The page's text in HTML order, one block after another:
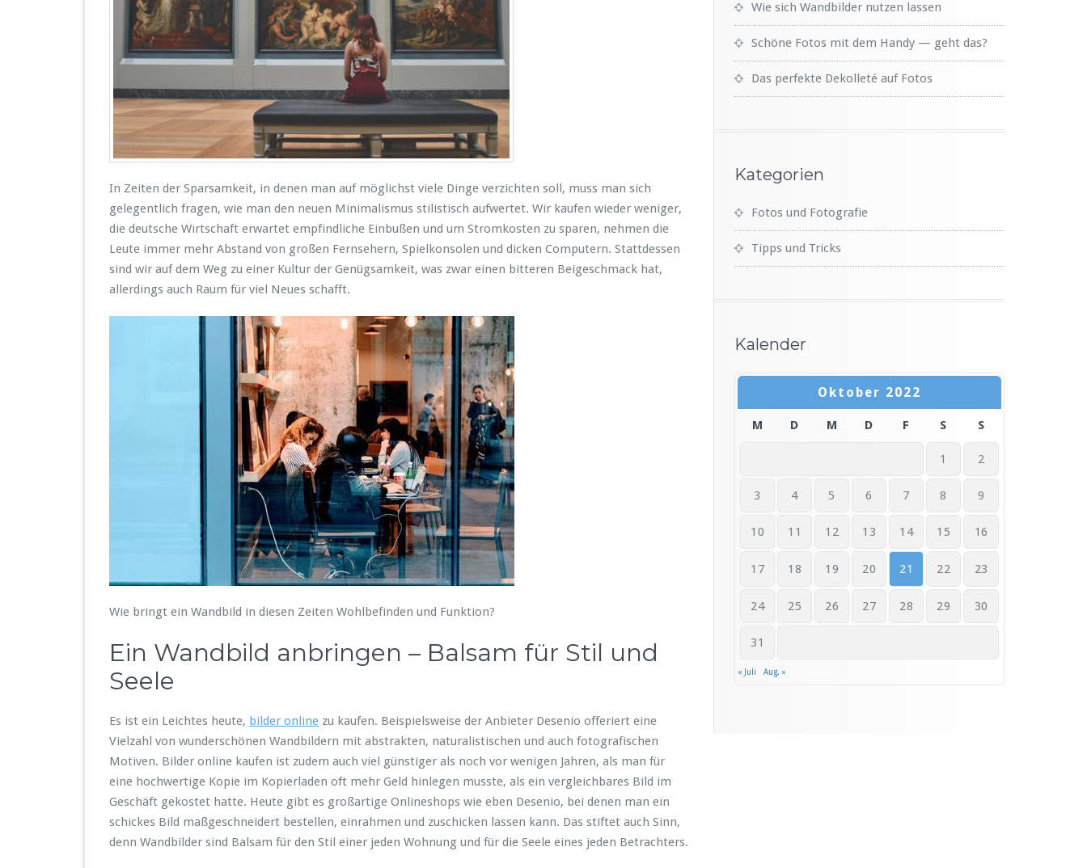
h
W
a
n
d
b
i
l
d
e
n
u
z
e
n
s
s
e
n
In Zeiten der Sparsamkeit, in denen man auf möglichst viele Dinge verzichten soll, muss man sich
gelegentlich fragen, wie man den neuen Minimalismus stilistisch aufwertet. Wir kaufen wieder weniger,
die deutsche Wirtschaft erwartet empfindliche Einbußen und um Stromkosten zu sparen, nehmen die
Leute immer mehr Abstand von großen Fernsehern, Spielkonsolen und dicken Computern. Stattdessen
sind wir auf dem Weg zu einer Kultur der Genügsamkeit, was zwar einen bitteren Beigeschmack hat,
allerdings auch Raum für viel Neues schafft.
Wie bringt ein Wandbild in diesen Zeiten Wohlbefinden und Funktion?
Ein Wandbild anbringen – Balsam für Stil und
Seele
Es ist ein Leichtes heute, bilder online zu kaufen. Beispielsweise der Anbieter Desenio offeriert eine
Vielzahl von wunderschönen Wandbildern mit abstrakten, naturalistischen und auch fotografischen
Motiven. Bilder online kaufen ist zudem auch viel günstiger als noch vor wenigen Jahren, als man für
eine hochwertige Kopie im Kopierladen oft mehr Geld hinlegen musste, als ein vergleichbares Bild im
Geschäft gekostet hatte. Heute gibt es großartige Onlineshops wie eben Desenio, bei denen man ein
schickes Bild maßgeschneidert bestellen, einrahmen und zuschicken lassen kann. Das stiftet auch Sinn,
denn Wandbilder sind Balsam für den Stil einer jeden Wohnung und für die Seele eines jeden Betrachters.
Wie sich Wandbilder nutzen lassen
Schöne Fotos mit dem Handy — geht das?
Das perfekte Dekolleté auf Fotos
Kategorien
Fotos und Fotografie
Tipps und Tricks
Kalender
Oktober 2022
M D M D F S S
1 2
3 4 5 6 7 8 9
10 11 12 13 14 15 16
17 18 19 20 21 22 23
24 25 26 27 28 29 30
31
« Juli Aug. »